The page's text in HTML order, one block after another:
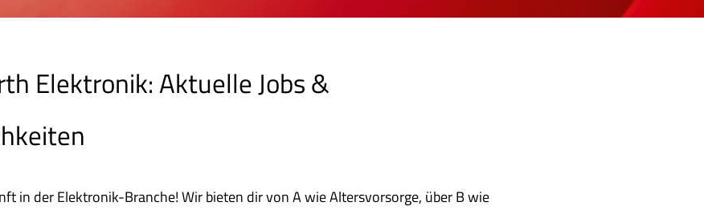
Elektronik: Aktuelle Jobs &
in der Elektronik-Branche! Wir bieten dir von A wie Altersvorsorge, über B wie